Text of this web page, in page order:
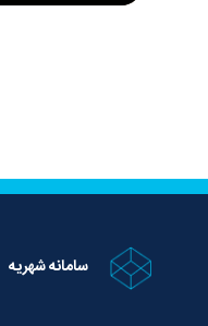
سامانه شهریه